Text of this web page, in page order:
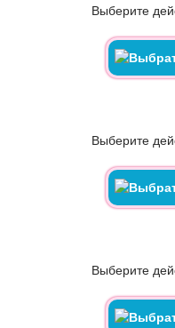
Выберите
Выберите
Выберите